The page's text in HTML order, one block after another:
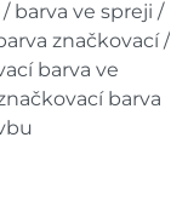
barva ve spreji /
značkovací /
barva ve
barva